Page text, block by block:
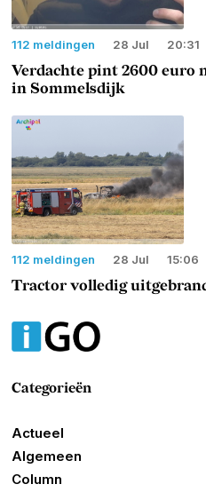
112 meldingen 28 Jul 20:31
Verdachte pint 2600 euro
in Sommelsdijk
112 meldingen 28 Jul 15:06
Tractor volledig
Categorieën
Actueel
Algemeen
Column